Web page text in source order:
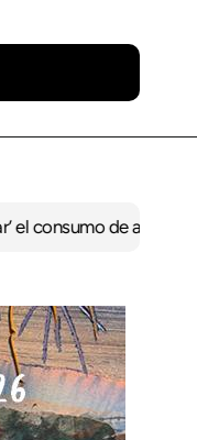
de alcoholDe Perlío a